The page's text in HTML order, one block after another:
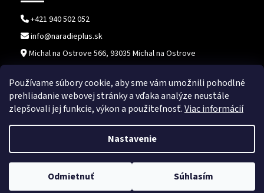
Používame súbory cookie, aby sme vám umožnili pohodlné
prehliadanie webovej stránky a vďaka analýze neustále
zlepšovali jej funkcie, výkon a použiteľnosť.Viac informácií
Nastavenie
Odmietnuť Súhlasím
+421 940 502 052
info@naradieplus.sk
Michal na Ostrove 566, 93035 Michal na Ostrove
Copyright 2026naradieplus.sk. Všetky práva vyhradené.Upraviť